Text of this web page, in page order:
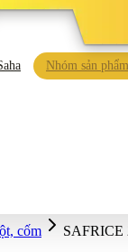
Nhóm sản phẩm
cốm SAFRICE